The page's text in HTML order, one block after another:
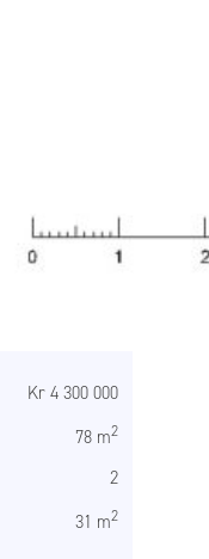
Kr 4 300 000
78 m2
2
31 m2